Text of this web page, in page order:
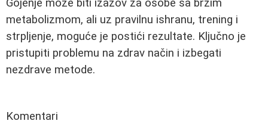
Gojenje može biti izazov za osobe sa brzim
metabolizmom, ali uz pravilnu ishranu, trening i
strpljenje, moguće je postići rezultate. Ključno je
pristupiti problemu na zdrav način i izbegati
nezdrave metode.
Komentari